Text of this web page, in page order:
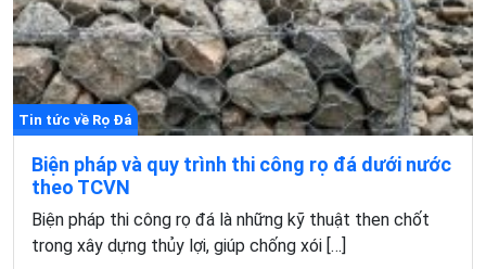
Tin tức về Rọ Đá
Biện pháp và quy trình thi công rọ đá dưới nước
theo TCVN
Biện pháp thi công rọ đá là những kỹ thuật then chốt
trong xây dựng thủy lợi, giúp chống xói […]